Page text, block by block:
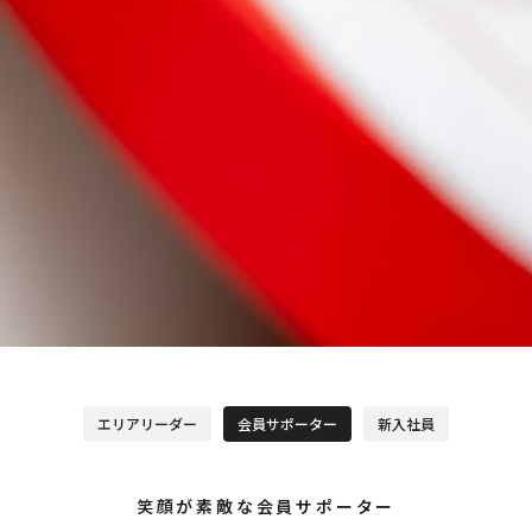
エリアリーダー 会員サポーター 新入社員
笑顔が素敵な会員サポーター